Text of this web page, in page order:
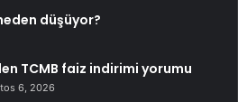
düşüyor?
TCMB faiz indirimi yorumu
6, 2026